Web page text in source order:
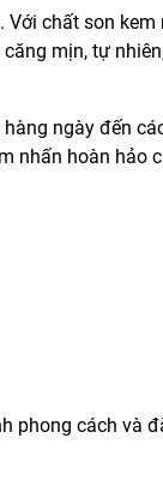
Với chất son kem
mịn, tự
ngày đến
nhấn hoàn hảo
phong cách và